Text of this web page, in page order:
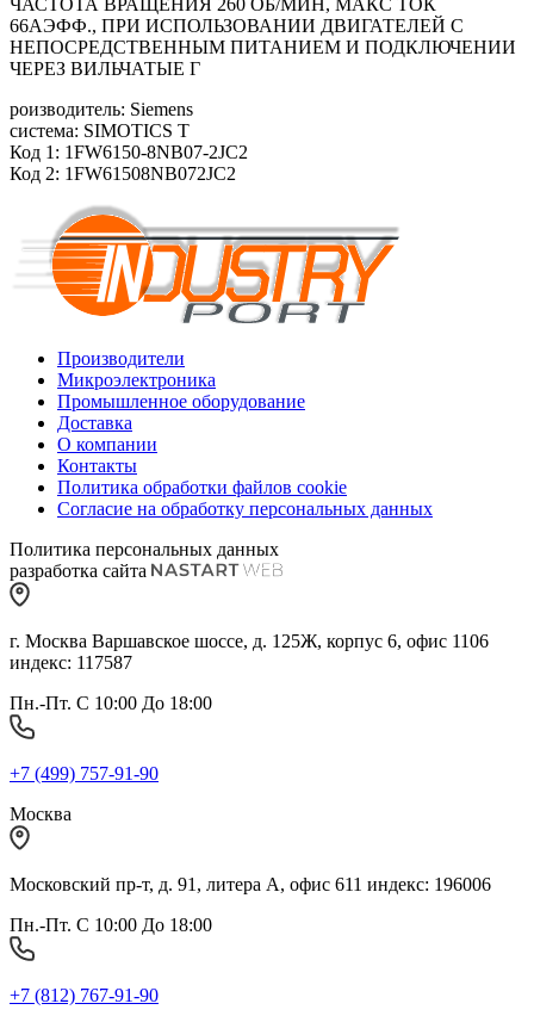
66АЭФФ., ПРИ ИСПОЛЬЗОВАНИИ ДВИГАТЕЛЕЙ С
НЕПОСРЕДСТВЕННЫМ ПИТАНИЕМ И ПОДКЛЮЧЕНИИ
ЧЕРЕЗ ВИЛЬЧАТЫЕ Г
роизводитель: Siemens
система: SIMOTICS T
Код 1: 1FW6150-8NB07-2JC2
Код 2: 1FW61508NB072JC2
Производители
Микроэлектроника
Промышленное оборудование
Доставка
О компании
Контакты
Политика обработки файлов cookie
Согласие на обработку персональных данных
Политика персональных данных
разработка сайта
г. Москва Варшавское шоссе, д. 125Ж, корпус 6, офис 1106
индекс: 117587
Пн.-Пт. С 10:00 До 18:00
+7 (499) 757-91-90
Москва
Московский пр-т, д. 91, литера А, офис 611 индекс: 196006
Пн.-Пт. С 10:00 До 18:00
+7 (812) 767-91-90